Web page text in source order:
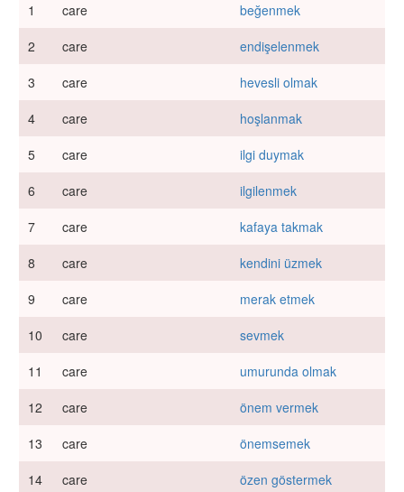
1
care
beğenmek
2
care
endişelenmek
3
care
hevesli olmak
4
care
hoşlanmak
5
care
ilgi duymak
6
care
ilgilenmek
7
care
kafaya takmak
8
care
kendini üzmek
9
care
merak etmek
10
care
sevmek
11
care
umurunda olmak
12
care
önem vermek
13
care
önemsemek
14
care
özen göstermek